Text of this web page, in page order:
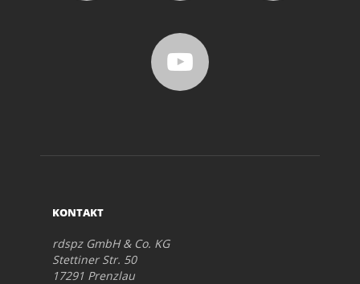
KONTAKT
rdspz GmbH & Co. KG
Stettiner Str. 50
17291 Prenzlau